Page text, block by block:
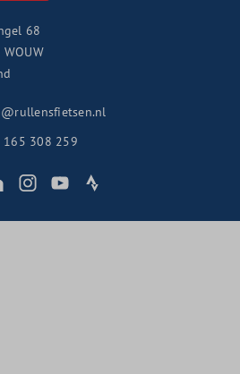
68
WOUW
165 308 259